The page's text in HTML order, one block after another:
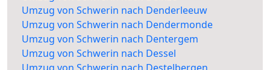
Umzug von Schwerin nach Denderleeuw
Umzug von Schwerin nach Dendermonde
Umzug von Schwerin nach Dentergem
Umzug von Schwerin nach Dessel